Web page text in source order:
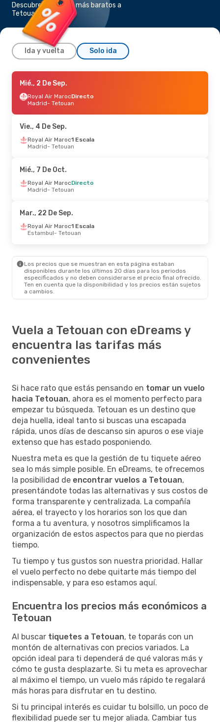
Descubre los vuelos más baratos a
Tetouan
Ida y vuelta Solo ida
Mar., 13 De Oct.
RyanairDirecto
Madrid- Tetouan
Tetouan- Madrid
Vie., 9 De Oct.- Vie., 9 De Oct.
Royal Air Maroc
Tetouan- Madrid
Royal Air Maroc
Madrid - Tetouan
Royal Air MarocDirecto
Tetouan - Madrid
Jue., 24 De Sep.- Dom., 27 De Sep.
Royal Air Maroc Directo
Londres- Tetouan
Royal Air Maroc Directo
Tetouan- Londres
Mié., 2 De Sep.
Royal Air MarocDirecto
Madrid- Tetouan
Vie., 4 De Sep.
Royal Air Maroc1 Escala
Madrid- Tetouan
Mié., 7 De Oct.
Royal Air MarocDirecto
Madrid- Tetouan
Mar., 22 De Sep.
Royal Air Maroc1 Escala
Estambul- Tetouan
Los precios que se muestran en esta página estaban
disponibles durante los últimos 20 días para los periodos
especificados y no deben considerarse el precio final ofrecido.
Ten en cuenta que la disponibilidad y los precios están sujetos
a cambios.
Vuela a Tetouan con eDreams y
encuentra las tarifas más
convenientes
Si hace rato que estás pensando en tomar un vuelo
hacia Tetouan, ahora es el momento perfecto para
empezar tu búsqueda. Tetouan es un destino que
deja huella, ideal tanto si buscas una escapada
rápida, unos días de descanso sin apuros o ese viaje
extenso que has estado posponiendo.
Nuestra meta es que la gestión de tu tiquete aéreo
sea lo más simple posible. En eDreams, te ofrecemos
la posibilidad de encontrar vuelos a Tetouan,
presentándote todas las alternativas y sus costos de
forma transparente y centralizada. La compañía
aérea, el trayecto y los horarios son los que dan
forma a tu aventura, y nosotros simplificamos la
organización de estos aspectos para que no pierdas
tiempo.
Tu tiempo y tus gustos son nuestra prioridad. Hallar
el vuelo perfecto no debe quitarte más tiempo del
indispensable, y para eso estamos aquí.
Encuentra los precios más económicos a
Tetouan
Al buscar tiquetes a Tetouan, te toparás con un
montón de alternativas con precios variados. La
opción ideal para ti dependerá de qué valoras más y
cómo te gusta desplazarte. Si tu meta es aprovechar
al máximo el tiempo, un vuelo más rápido te regalará
más horas para disfrutar en tu destino.
Si tu principal interés es cuidar tu bolsillo, un poco de
flexibilidad puede ser tu mejor aliada. Cambiar tus